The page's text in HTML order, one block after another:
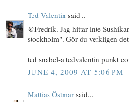
Ted Valentin said...
@Fredrik. Jag hittar inte
stockholm". Gör du verkligen
ted snabel-a tedvalentin punkt
JUNE 4, 2009 AT 5:06 PM
Mattias Östmar said...